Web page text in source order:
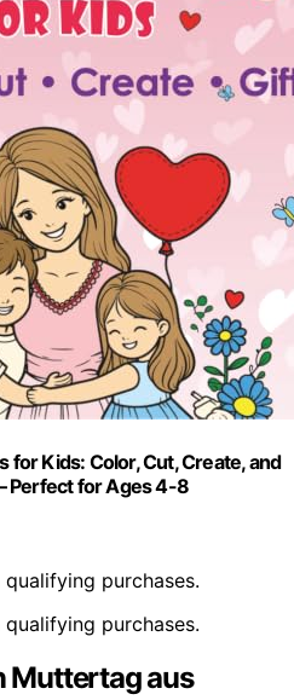
for Kids: Color, Cut, Create, and
Perfect for Ages 4-8
purchases.
purchases.
Muttertag aus